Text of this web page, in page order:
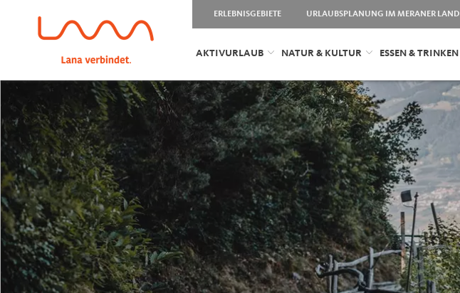
ERLEBNISGEBIETE URLAUBSPLANUNG IM MERANER LAND
AKTIVURLAUB NATUR & KULTUR ESSEN & TRINKEN